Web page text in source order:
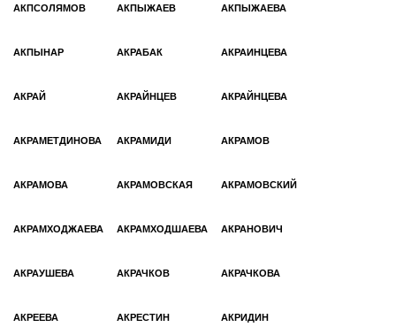
АКПСОЛЯМОВ АКПЫЖАЕВ АКПЫЖАЕВА
АКПЫНАР АКРАБАК АКРАИНЦЕВА
АКРАЙ АКРАЙНЦЕВ АКРАЙНЦЕВА
АКРАМЕТДИНОВА АКРАМИДИ АКРАМОВ
АКРАМОВА АКРАМОВСКАЯ АКРАМОВСКИЙ
АКРАМХОДЖАЕВА АКРАМХОДШАЕВА АКРАНОВИЧ
АКРАУШЕВА АКРАЧКОВ АКРАЧКОВА
АКРЕЕВА АКРЕСТИН АКРИДИН